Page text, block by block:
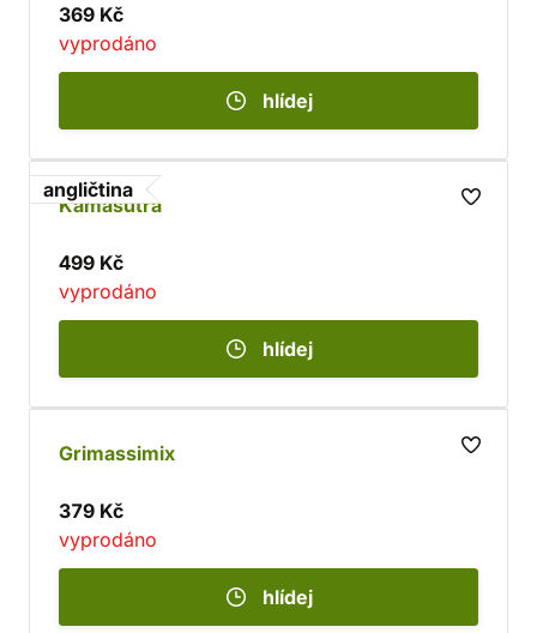
369 Kč
vyprodáno
hlídej
angličtina
Kamasutra
499 Kč
vyprodáno
hlídej
Grimassimix
379 Kč
vyprodáno
hlídej